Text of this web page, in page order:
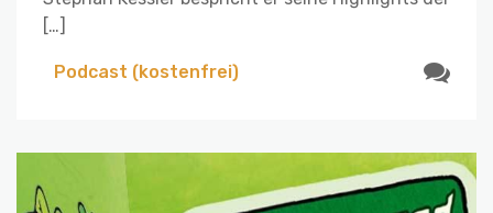
[…]
Podcast (kostenfrei)